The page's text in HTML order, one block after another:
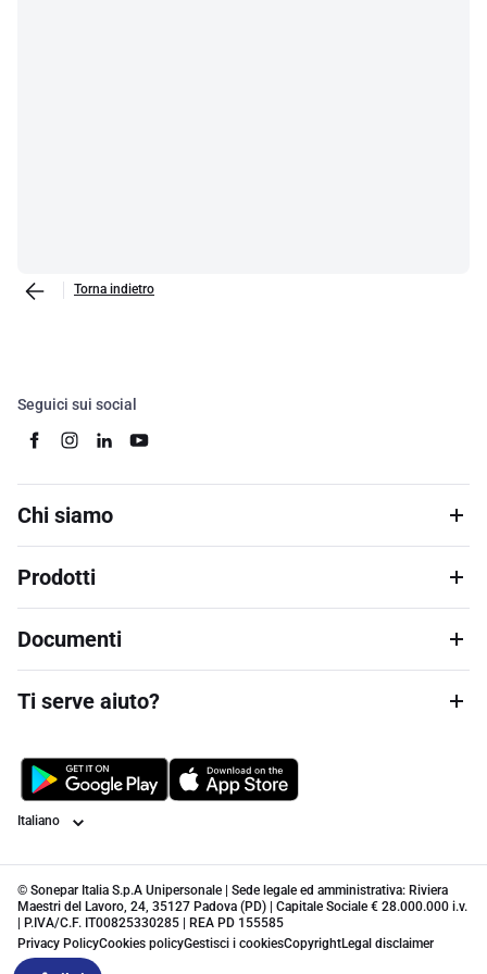
Torna indietro
Seguici sui social
Chi siamo
Prodotti
Documenti
Ti serve aiuto?
Lingua
© Sonepar Italia S.p.A Unipersonale | Sede legale ed amministrativa: Riviera
Maestri del Lavoro, 24, 35127 Padova (PD) | Capitale Sociale € 28.000.000 i.v.
| P.IVA/C.F. IT00825330285 | REA PD 155585
Privacy PolicyCookies policyGestisci i cookiesCopyrightLegal disclaimer